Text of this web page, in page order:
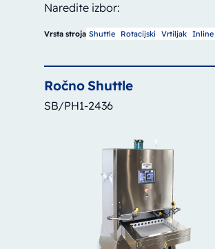
Naredite izbor:
Vrsta stroja Shuttle Rotacijski Vrtiljak Inline
RočnoShuttle
SB/PH1-2436